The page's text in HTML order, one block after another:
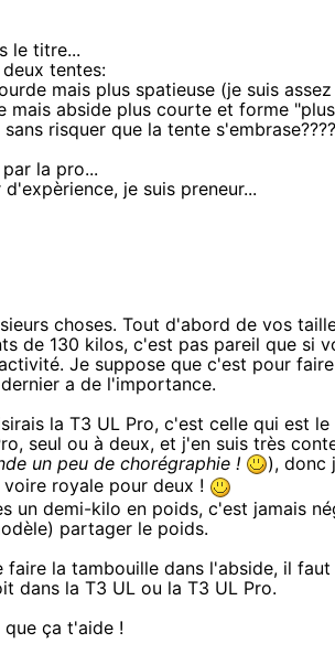
le titre...
tentes:
mais plus spatieuse (je suis
mais abside plus courte et forme
risquer que la tente
la pro...
je suis preneur...
choses. Tout d'abord de vos
de 130 kilos, c'est pas pareil que si
Je suppose que c'est pour
a de l'importance.
la T3 UL Pro, c'est celle qui est
seul ou à deux, et j'en suis très
un peu de chorégraphie !
), donc
royale pour deux !
un demi-kilo en poids, c'est jamais
partager le poids.
faire la tambouille dans l'abside, il
dans la T3 UL ou la T3 UL Pro.
que ça t'aide !